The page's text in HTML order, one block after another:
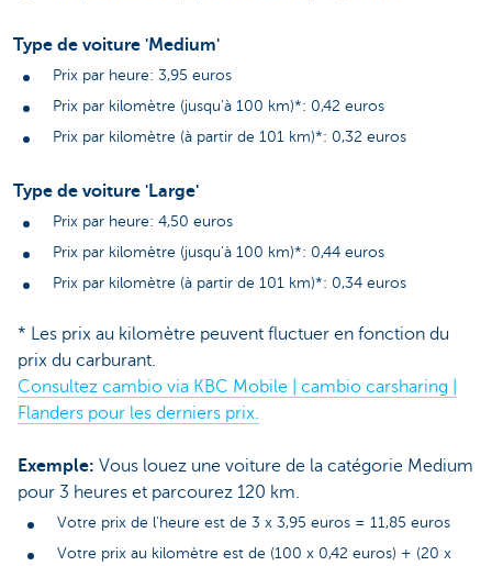
Type de voiture 'Medium'
Prix par heure: 3,95 euros
Prix par kilomètre (jusqu'à 100 km)*: 0,42 euros
Prix par kilomètre (à partir de 101 km)*: 0,32 euros
Type de voiture 'Large'
Prix par heure: 4,50 euros
Prix par kilomètre (jusqu'à 100 km)*: 0,44 euros
Prix par kilomètre (à partir de 101 km)*: 0,34 euros
* Les prix au kilomètre peuvent fluctuer en fonction du
prix du carburant.
Consultez cambio via KBC Mobile | cambio carsharing |
Flanders pour les derniers prix.
Exemple: Vous louez une voiture de la catégorie Medium
pour 3 heures et parcourez 120 km.
Votre prix de l'heure est de 3 x 3,95 euros = 11,85 euros
Votre prix au kilomètre est de (100 x 0,42 euros) + (20 x